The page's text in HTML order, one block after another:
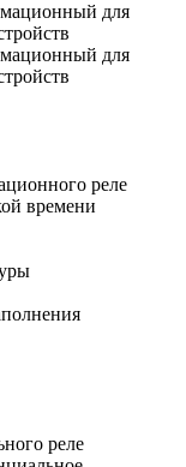
для
для
реле
времени
реле